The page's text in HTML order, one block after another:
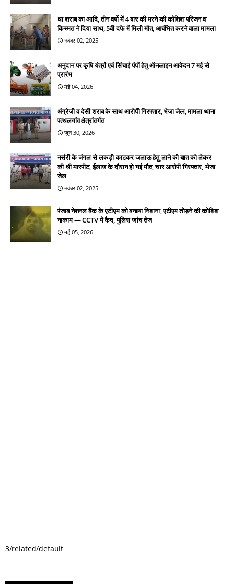
था शराब का आदि, तीन वर्षो में 4 बार की मरने की कोशिश परिजन व
किस्मत ने दिया साथ, 5वी दफे में मिली मौत, अचंभित करने वाला मामला
नवंबर 02, 2025
अनुदान पर कृषि यंत्रों एवं सिंचाई पंपों हेतु ऑनलाइन आवेदन 7 मई से
प्रारंभ
मई 04, 2026
अंग्रेजी व देसी शराब के साथ आरोपी गिरफ्तार, भेजा जेल, मामला थाना
पत्थलगांव क्षेत्रांतर्गत
जून 30, 2026
नर्सरी के जंगल से लकड़ी काटकर जलाऊ हेतु लाने की बात को लेकर
की थी मारपीट, ईलाज के दौरान हो गई मौत, चार आरोपी गिरफ्तार, भेजा
जेल
नवंबर 02, 2025
पंजाब नेशनल बैंक के एटीएम को बनाया निशाना, एटीएम तोड़ने की कोशिश
नाकाम — CCTV में कैद, पुलिस जांच तेज
मई 05, 2026
3/related/default